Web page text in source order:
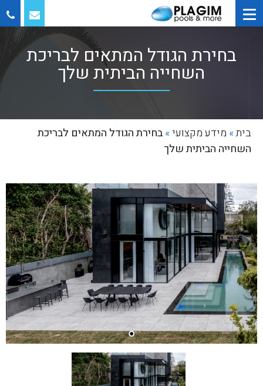
בחירת הגודל המתאים לבריכת
השחייה הביתית שלך
בית» מידע מקצועי»בחירת הגודל המתאים לבריכת
השחייה הביתית שלך